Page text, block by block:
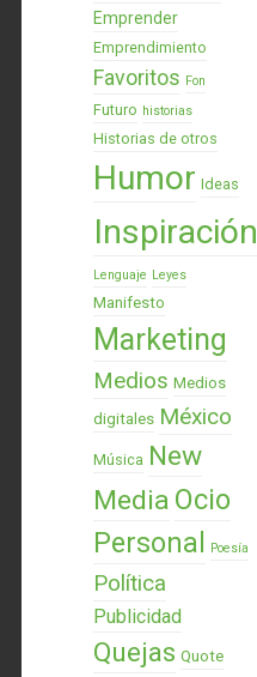
Emprender
Emprendimiento
Favoritos Fon
Futuro historias
Historias de otros
Humor Ideas
Inspiración
Lenguaje Leyes
Manifesto
Marketing
Medios Medios
digitales México
Música New
Media Ocio
Personal Poesía
Política
Publicidad
Quejas Quote